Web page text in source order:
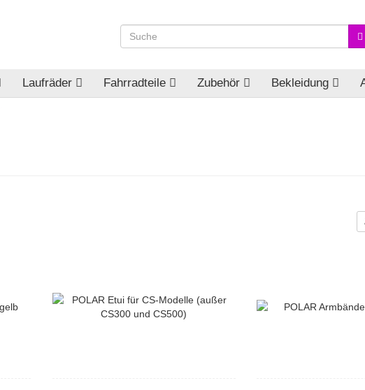
Laufräder Fahrradteile Zubehör Bekleidung